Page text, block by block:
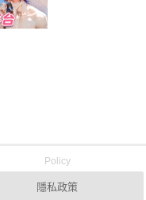
Policy
隱私政策